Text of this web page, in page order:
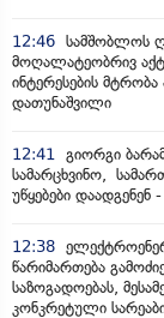
12:46 სამშობლოს
მოღალატეობრივ
ინტერესების
დათუნაშვილი
12:41
გიორგი
სამარცხვინო,
უწყებები დაადგენენ
12:38
წარიმართება
საზოგადოებას,
კონკრეტული